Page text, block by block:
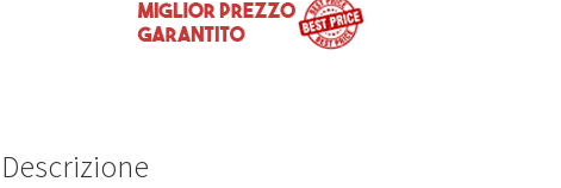
Descrizione